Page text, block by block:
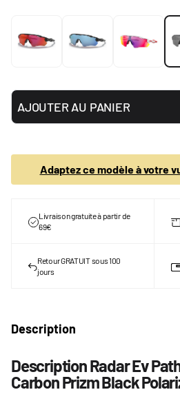
AJOUTER AU PANIER
Adaptez ce modèle à votre
Livraison gratuite à partir de
69€
Retour GRATUIT sous 100
jours
Description
Description Radar Ev
Carbon Prizm Black